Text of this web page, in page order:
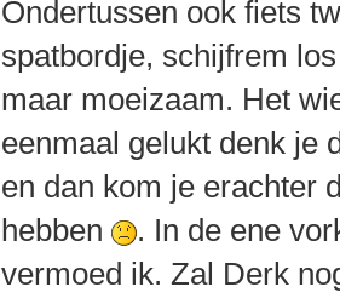
Ondertussen ook fiets
spatbordje, schijfrem
maar moeizaam. Het
eenmaal gelukt denk je
en dan kom je erachter
hebben
. In de ene
vermoed ik. Zal Derk